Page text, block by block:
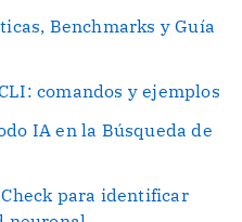
Benchmarks y Guía
comandos y ejemplos
IA en la Búsqueda de
para identificar